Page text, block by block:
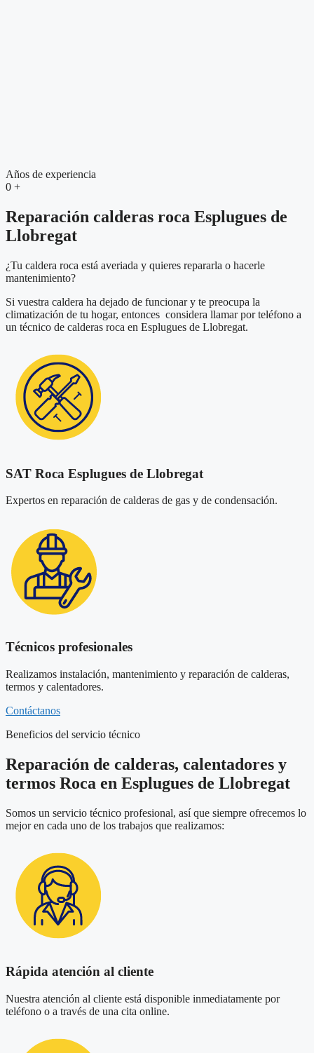
Años de experiencia
0 +
Reparación calderas roca Esplugues de
Llobregat
¿Tu caldera roca está averiada y quieres repararla o hacerle
mantenimiento?
Si vuestra caldera ha dejado de funcionar y te preocupa la
climatización de tu hogar, entonces considera llamar por teléfono a
un técnico de calderas roca en Esplugues de Llobregat.
SAT Roca Esplugues de Llobregat
Expertos en reparación de calderas de gas y de condensación.
Técnicos profesionales
Realizamos instalación, mantenimiento y reparación de calderas,
termos y calentadores.
Contáctanos
Beneficios del servicio técnico
Reparación de calderas, calentadores y
termos Roca en Esplugues de Llobregat
Somos un servicio técnico profesional, así que siempre ofrecemos lo
mejor en cada uno de los trabajos que realizamos:
Rápida atención al cliente
Nuestra atención al cliente está disponible inmediatamente por
teléfono o a través de una cita online.